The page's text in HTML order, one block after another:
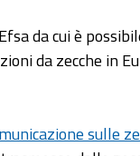
da cui è
da zecche in
sulle